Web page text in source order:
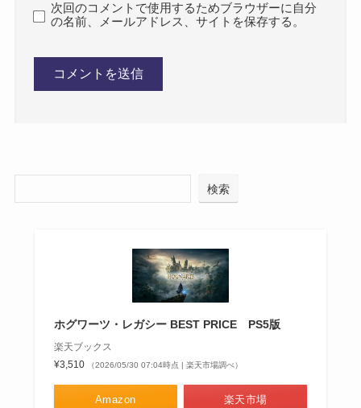
次回のコメントで使用するためブラウザーに自分
の名前、メールアドレス、サイトを保存する。
検索
ホグワーツ・レガシー BEST PRICE PS5版
楽天ブックス
¥3,510
（2026/05/30 07:04時点 | 楽天市場調べ）
Amazon 楽天市場